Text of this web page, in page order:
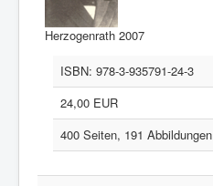
Herzogenrath 2007
ISBN: 978-3-935791-24-3
24,00 EUR
400 Seiten, 191 Abbildungen